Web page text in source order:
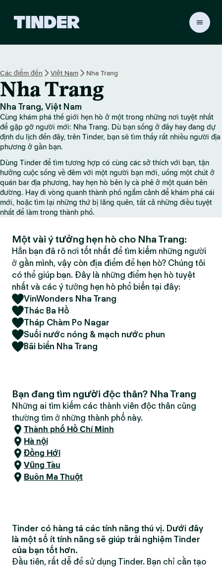
c
h
ủ
i
n
d
Các điểm đến Việt Nam Nha Trang
Nha Trang
Nha Trang, Việt Nam
Cùng khám phá thế giới hẹn hò ở một trong những nơi tuyệt nhất
để gặp gỡ người mới: Nha Trang. Dù bạn sống ở đây hay đang dự
định du lịch đến đây, trên Tinder, bạn sẽ tìm thấy rất nhiều người địa
phương ở gần bạn.
Dùng Tinder để tìm tương hợp có cùng các sở thích với bạn, tận
hưởng cuộc sống về đêm với một người bạn mới, uống một chút ở
quán bar địa phương, hay hẹn hò bên ly cà phê ở một quán bên
đường. Hay đi vòng quanh thành phố ngắm cảnh để khám phá cái
mới, hoặc tìm lại những thứ bị lãng quên, tất cả những điều tuyệt
nhất để làm trong thành phố.
Một vài ý tưởng hẹn hò cho Nha Trang:
Hẳn bạn đã rõ nơi tốt nhất để tìm kiếm những người
ở gần mình, vậy còn địa điểm để hẹn hò? Chúng tôi
có thể giúp bạn. Đây là những điểm hẹn hò tuyệt
nhất và các ý tưởng hẹn hò phổ biến tại đây:
VinWonders Nha Trang
Thác Ba Hồ
Tháp Chàm Po Nagar
Suối nước nóng & mạch nước phun
Bãi biển Nha Trang
Bạn đang tìm người độc thân? Nha Trang
Những ai tìm kiếm các thành viên độc thân cũng
thường tìm ở những thành phố này.
Thành phố Hồ Chí Minh
Hà nội
Đồng Hới
Vũng Tàu
Buôn Ma Thuột
Tinder có hàng tá các tính năng thú vị. Dưới đây
là một số ít tính năng sẽ giúp trải nghiệm Tinder
của bạn tốt hơn.
Đầu tiên, rất dễ để sử dụng Tinder. Bạn chỉ cần tạo